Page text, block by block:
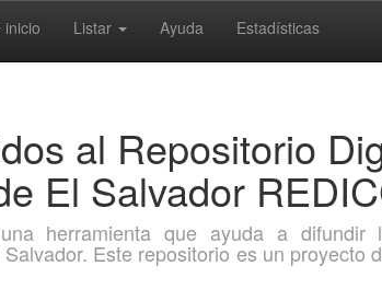
Listar Ayuda Estadísticas
al Repositorio
El Salvador
herramienta que ayuda a
Este repositorio es un proyecto